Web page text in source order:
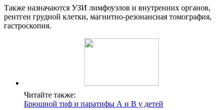
Также назначаются УЗИ лимфоузлов и внутренних органов,
рентген грудной клетки, магнитно-резонансная томография,
гастроскопия.
Читайте также:
Брюшной тиф и паратифы А и В у детей